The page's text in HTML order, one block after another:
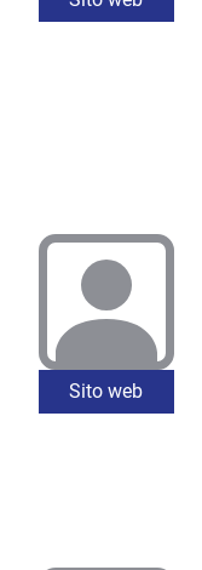
Sito web